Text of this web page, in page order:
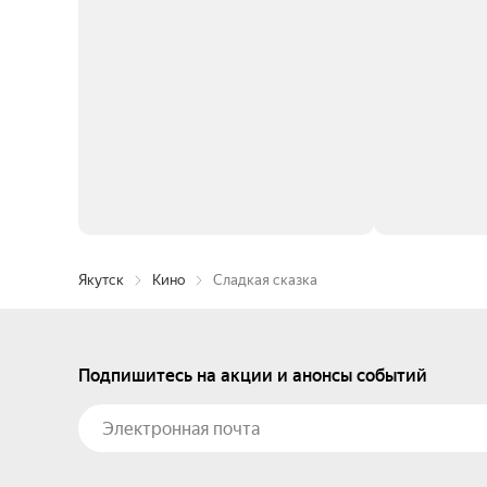
Якутск Кино Сладкая сказка
Подпишитесь на акции и анонсы событий